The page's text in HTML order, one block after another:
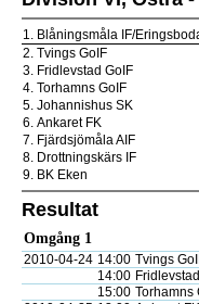
1. Blåningsmåla IF/
2. Tvings GoIF
3. Fridlevstad GoIF
4. Torhamns GoIF
5. Johannishus SK
6. Ankaret FK
7. Fjärdsjömåla AIF
8. Drottningskärs IF
9. BK Eken
Resultat
Omgång 1
2010-04-24 14:00 Tvings
14:00
15:00 Torhamns